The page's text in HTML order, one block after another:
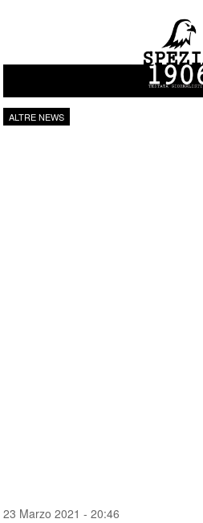
Vai al contenuto
ALTRE NEWS
23 Marzo 2021 - 20:46